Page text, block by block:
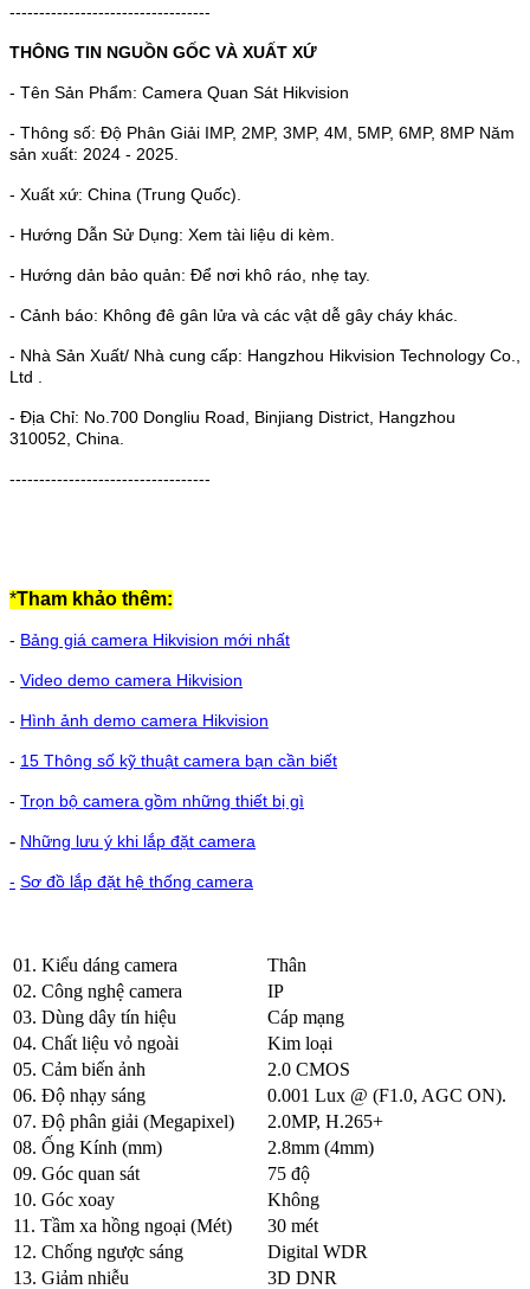
----------------------------------
THÔNG TIN NGUỒN GỐC VÀ XUẤT XỨ
- Tên Sản Phẩm: Camera Quan Sát Hikvision
- Thông số: Độ Phân Giải IMP, 2MP, 3MP, 4M, 5MP, 6MP, 8MP Năm
sản xuất: 2024 - 2025.
- Xuất xứ: China (Trung Quốc).
- Hướng Dẫn Sử Dụng: Xem tài liệu di kèm.
- Hướng dản bảo quản: Để nơi khô ráo, nhẹ tay.
- Cảnh báo: Không đê gân lửa và các vật dễ gây cháy khác.
- Nhà Sản Xuất/ Nhà cung cấp: Hangzhou Hikvision Technology Co.,
Ltd .
- Địa Chỉ: No.700 Dongliu Road, Binjiang District, Hangzhou
310052, China.
----------------------------------
*Tham khảo thêm:
- Bảng giá camera Hikvision mới nhất
- Video demo camera Hikvision
- Hình ảnh demo camera Hikvision
- 15 Thông số kỹ thuật camera bạn cần biết
- Trọn bộ camera gồm những thiết bị gì
- Những lưu ý khi lắp đặt camera
- Sơ đồ lắp đặt hệ thống camera
01. Kiểu dáng camera
Thân
02. Công nghệ camera
IP
03. Dùng dây tín hiệu
Cáp mạng
04. Chất liệu vỏ ngoài
Kim loại
05. Cảm biến ảnh
2.0 CMOS
06. Độ nhạy sáng
0.001 Lux @ (F1.0, AGC ON).
07. Độ phân giải (Megapixel)
2.0MP, H.265+
08. Ống Kính (mm)
2.8mm (4mm)
09. Góc quan sát
75 độ
10. Góc xoay
Không
11. Tầm xa hồng ngoại (Mét)
30 mét
12. Chống ngược sáng
Digital WDR
13. Giảm nhiễu
3D DNR